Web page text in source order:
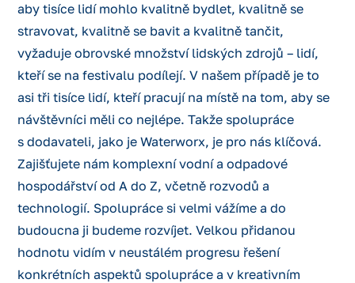
aby tisíce lidí mohlo kvalitně bydlet, kvalitně se
stravovat, kvalitně se bavit a kvalitně tančit,
vyžaduje obrovské množství lidských zdrojů – lidí,
kteří se na festivalu podílejí. V našem případě je to
asi tři tisíce lidí, kteří pracují na místě na tom, aby se
návštěvníci měli co nejlépe. Takže spolupráce
s dodavateli, jako je Waterworx, je pro nás klíčová.
Zajišťujete nám komplexní vodní a odpadové
hospodářství od A do Z, včetně rozvodů a
technologií. Spolupráce si velmi vážíme a do
budoucna ji budeme rozvíjet. Velkou přidanou
hodnotu vidím v neustálém progresu řešení
konkrétních aspektů spolupráce a v kreativním